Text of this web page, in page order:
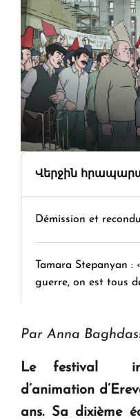
Վերջին
Démission et
Tamara Stepanyan :
guerre, on est tous
" Tant qu'il n'existe
KASA : 30 ans
en Arménie
Par Anna
Le festival
d’animation
ans. Sa dixième